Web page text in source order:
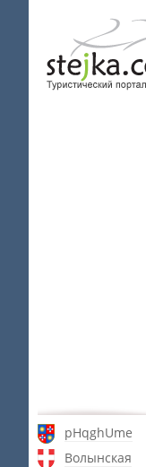
pHqghUme
Волынская